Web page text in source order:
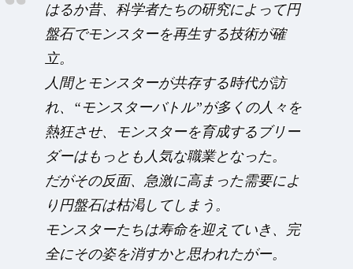
はるか昔、科学者たちの研究によって円
盤石でモンスターを再生する技術が確
立。
人間とモンスターが共存する時代が訪
れ、“モンスターバトル”が多くの人々を
熱狂させ、モンスターを育成するブリー
ダーはもっとも人気な職業となった。
だがその反面、急激に高まった需要によ
り円盤石は枯渇してしまう。
モンスターたちは寿命を迎えていき、完
全にその姿を消すかと思われたがー。